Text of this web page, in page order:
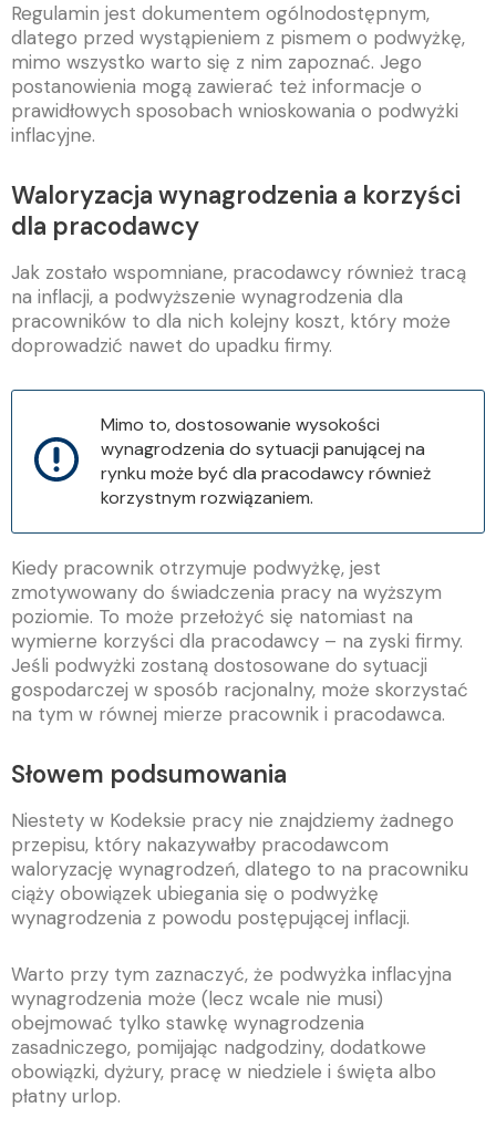
Regulamin jest dokumentem ogólnodostępnym,
dlatego przed wystąpieniem z pismem o podwyżkę,
mimo wszystko warto się z nim zapoznać. Jego
postanowienia mogą zawierać też informacje o
prawidłowych sposobach wnioskowania o podwyżki
inflacyjne.
Waloryzacja wynagrodzenia a korzyści
dla pracodawcy
Jak zostało wspomniane, pracodawcy również tracą
na inflacji, a podwyższenie wynagrodzenia dla
pracowników to dla nich kolejny koszt, który może
doprowadzić nawet do upadku firmy.
Mimo to, dostosowanie wysokości
wynagrodzenia do sytuacji panującej na
rynku może być dla pracodawcy również
korzystnym rozwiązaniem.
Kiedy pracownik otrzymuje podwyżkę, jest
zmotywowany do świadczenia pracy na wyższym
poziomie. To może przełożyć się natomiast na
wymierne korzyści dla pracodawcy – na zyski firmy.
Jeśli podwyżki zostaną dostosowane do sytuacji
gospodarczej w sposób racjonalny, może skorzystać
na tym w równej mierze pracownik i pracodawca.
Słowem podsumowania
Niestety w Kodeksie pracy nie znajdziemy żadnego
przepisu, który nakazywałby pracodawcom
waloryzację wynagrodzeń, dlatego to na pracowniku
ciąży obowiązek ubiegania się o podwyżkę
wynagrodzenia z powodu postępującej inflacji.
Warto przy tym zaznaczyć, że podwyżka inflacyjna
wynagrodzenia może (lecz wcale nie musi)
obejmować tylko stawkę wynagrodzenia
zasadniczego, pomijając nadgodziny, dodatkowe
obowiązki, dyżury, pracę w niedziele i święta albo
płatny urlop.